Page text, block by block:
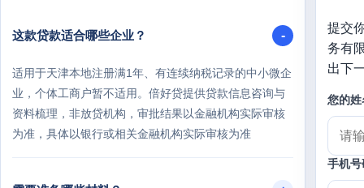
这款贷款适合哪些企业？
适用于天津本地注册满1年、有连续纳税记录的中小微企
业，个体工商户暂不适用。倍好贷提供贷款信息咨询与
资料梳理，非放贷机构，审批结果以金融机构实际审核
为准，具体以银行或相关金融机构实际审核为准
提交
务有
出下
您的姓
手机号